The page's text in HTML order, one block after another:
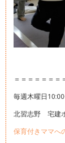
＝＝＝＝＝＝＝
毎週木曜日
北習志野 宅建
保育付きママへ